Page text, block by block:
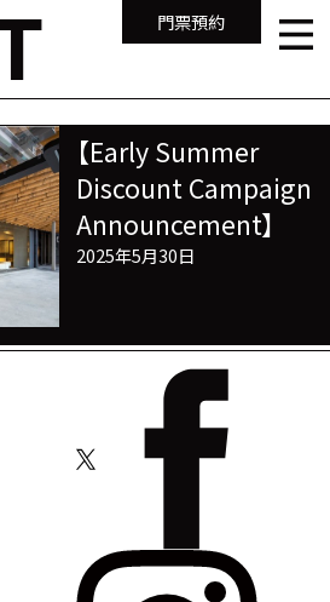
門票預約
【Early Summer
Discount Campaign
Announcement】
2025年5月30日